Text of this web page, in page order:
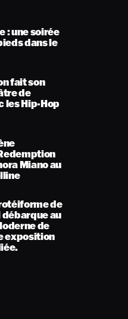
: une soirée
dans le
fait son
de
les Hip-Hop
Miano au
de
au
de
exposition